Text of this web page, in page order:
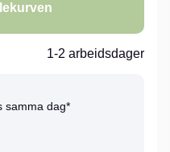
1-2 arbeidsdager
samma dag*